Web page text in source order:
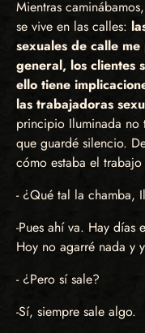
Mientras
se vive en las calles:
sexuales de calle
general, los clientes
ello tiene
las trabajadoras
principio Iluminada no
que guardé silencio.
cómo estaba el
- ¿Qué tal la chamba,
-Pues ahí va. Hay
Hoy no agarré nada y
- ¿Pero sí sale?
-Sí, siempre sale algo.